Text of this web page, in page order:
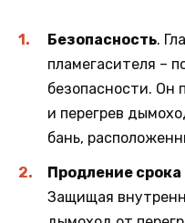
Безопасность.
пламегасителя –
безопасности. Он
и перегрев
бань,
Продление
Защищая